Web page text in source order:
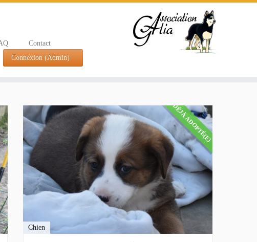
Contact
Connexion (Admin)
DÉJÀ ADOPTÉ(E)
Chien